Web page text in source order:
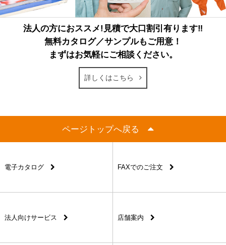
法人の方におススメ!見積で大口割引有ります‼
無料カタログ／サンプルもご用意！
まずはお気軽にご相談ください。
詳しくはこちら
ページトップへ戻る
電子カタログ FAXでのご注文
法人向けサービス 店舗案内